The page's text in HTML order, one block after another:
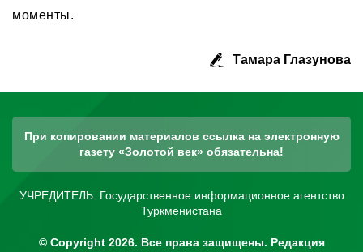
моменты.
Тамара Глазунова
При копировании материалов ссылка на электронную
газету «Золотой век» обязательна!
УЧРЕДИТЕЛЬ: Государственное информационное агентство
Туркменистана
© Copyright 2026. Все права защищены. Редакция